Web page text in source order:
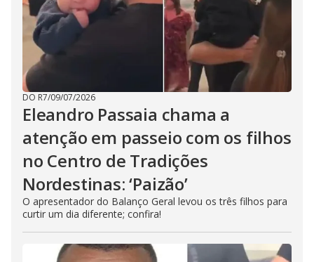
DO R7/09/07/2026
Eleandro Passaia chama a
atenção em passeio com os filhos
no Centro de Tradições
Nordestinas: ‘Paizão’
O apresentador do Balanço Geral levou os três filhos para
curtir um dia diferente; confira!